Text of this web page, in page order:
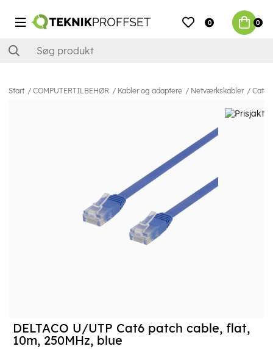
0 0
Start COMPUTERTILBEHØR Kabler og adaptere Netværkskabler Cat6
DELTACO U/UTP Cat6 patch cable, flat,
10m, 250MHz, blue